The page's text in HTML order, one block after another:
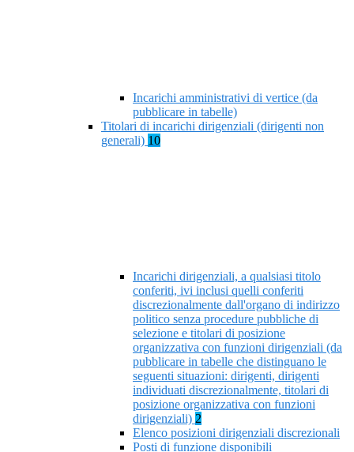
Incarichi amministrativi di vertice (da
pubblicare in tabelle)
Titolari di incarichi dirigenziali (dirigenti non
generali) 10
Incarichi dirigenziali, a qualsiasi titolo
conferiti, ivi inclusi quelli conferiti
discrezionalmente dall'organo di indirizzo
politico senza procedure pubbliche di
selezione e titolari di posizione
organizzativa con funzioni dirigenziali (da
pubblicare in tabelle che distinguano le
seguenti situazioni: dirigenti, dirigenti
individuati discrezionalmente, titolari di
posizione organizzativa con funzioni
dirigenziali) 2
Elenco posizioni dirigenziali discrezionali
Posti di funzione disponibili